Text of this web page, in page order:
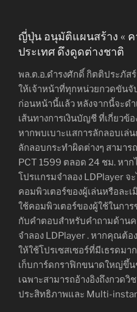
ญี่ปุ่น อนุมัติแผนสร้าง «
ประเทศ ดึงดูดต่างชาติ
พล.ต.อ.ดำรงศักดิ์ กิตติประภัส
ให้เจ้าหน้าที่ทุกหน่วยกวดขันจั
ก่อนหน้านี้แล้ว หลังจากนี้จะด
เส้นทางการเงินบัญชี ที่เกี่ยวข้
หากพบเบาะแสการลักลอบเล่
ลักลอบกระทำผิดต่างๆ สามา
PCT 1599 ตลอด 24 ชม. หา
โปรแกรมจำลอง LDPlayer จ
คอมพิวเตอร์ของผู้เล่นหรือละ
ใช้คอมพิวเตอร์ของผู้ใช้ในกา
กับคำตอบสำหรับคำถามด้าน
จำลอง LDPlayer . หากคุณต้อ
ให้ใช้โปรเซสเซอร์ที่มีเธรดม
เก็บการ์ดกราฟิกขนาดใหญ่ขึ้น
เฉพาะสามารถอ้างอิงถึงกวดวิ
ประสิทธิภาพและ Multi-